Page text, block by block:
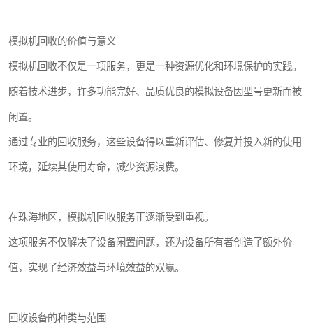
模拟机回收的价值与意义
模拟机回收不仅是一项服务，更是一种资源优化和环境保护的实践。
随着技术进步，许多功能完好、品质优良的模拟设备因型号更新而被
闲置。
通过专业的回收服务，这些设备得以重新评估、修复并投入新的使用
环境，延续其使用寿命，减少资源浪费。
在珠海地区，模拟机回收服务正逐渐受到重视。
这项服务不仅解决了设备闲置问题，还为设备所有者创造了额外价
值，实现了经济效益与环境效益的双赢。
回收设备的种类与范围